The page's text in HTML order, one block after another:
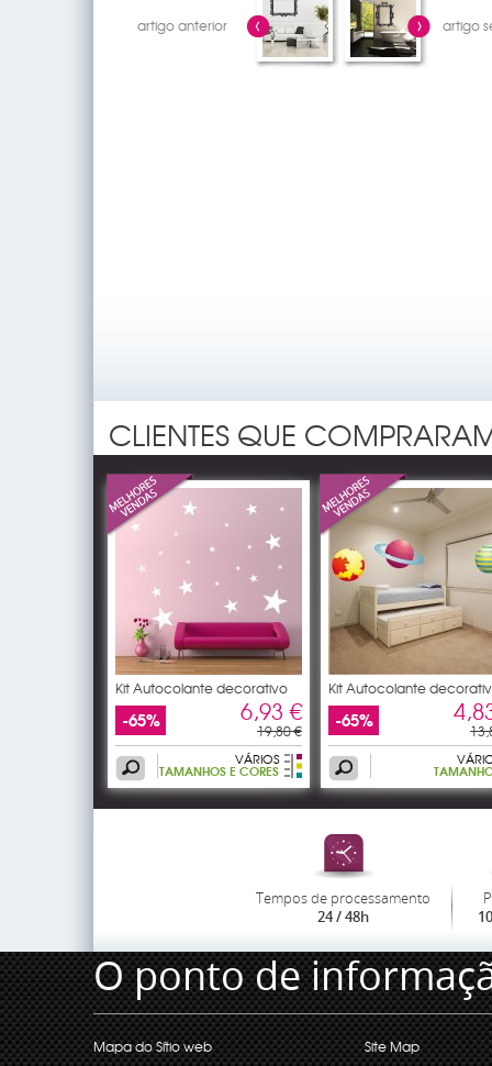
artigo anterior artigo
CLIENTES QUE
Kit Autocolante decorativo
22
-65% 6,93 €
19,80 €
VÁRIOS
TAMANHOS E CORES
Kit Autocolante
-65%
Tempos de processamento
24 / 48h
O ponto de
Mapa do Sítio web
Site Map